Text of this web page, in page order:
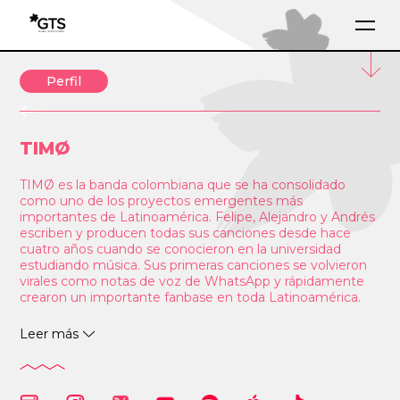
Perfil
TIMØ
TIMØ es la banda colombiana que se ha consolidado
como uno de los proyectos emergentes más
importantes de Latinoamérica. Felipe, Alejandro y Andrés
escriben y producen todas sus canciones desde hace
cuatro años cuando se conocieron en la universidad
estudiando música. Sus primeras canciones se volvieron
virales como notas de voz de WhatsApp y rápidamente
crearon un importante fanbase en toda Latinoamérica.
En 2023, TIMØ lanzó su primer álbum ‘
Estemos‘ con varias colaboraciones junto a leyendas de la
álbum, hicieron su primer Tour por Latinoamérica con
Leer más